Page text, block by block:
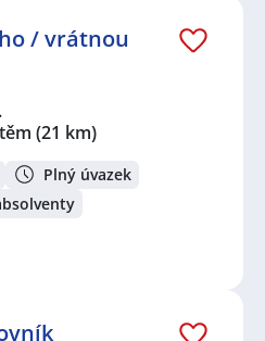
/ vrátnou
(21 km)
Plný úvazek